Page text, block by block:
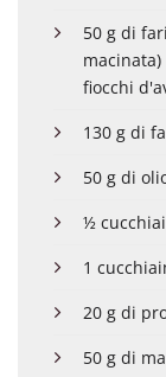
50 g di
macinata)
fiocchi
130 g di
50 g di
½
1
20 g di
50 g di